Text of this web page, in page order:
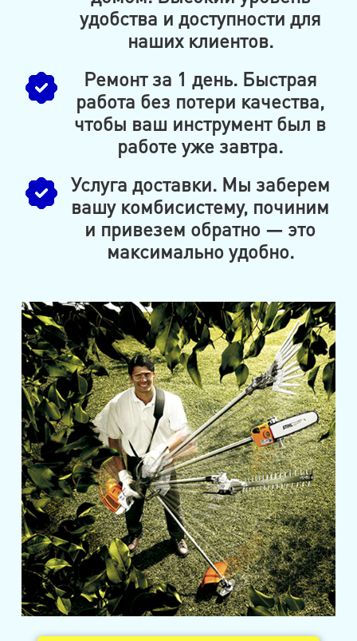
удобства и доступности для
наших клиентов.
Ремонт за 1 день. Быстрая
работа без потери качества,
чтобы ваш инструмент был в
работе уже завтра.
Услуга доставки. Мы заберем
вашу комбисистему, починим
и привезем обратно — это
максимально удобно.